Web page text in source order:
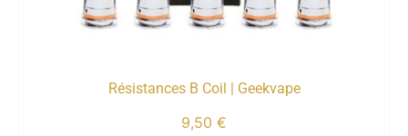
Résistances B Coil | Geekvape
9,50 €